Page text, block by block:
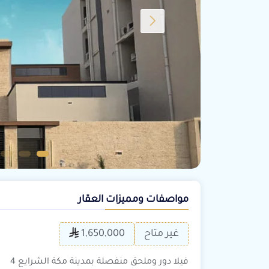
مواصفات ومميزات العقار
غير متاح 1,650,000
فيلا دور وملحق منفصلة بمدينة مكة الشرايع 4